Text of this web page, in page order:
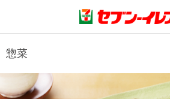
商品のご案内
商品のご案内トップ
セール・キャンペーン
惣菜